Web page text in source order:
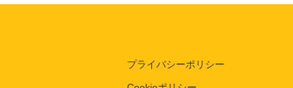
プライバシーポリシー